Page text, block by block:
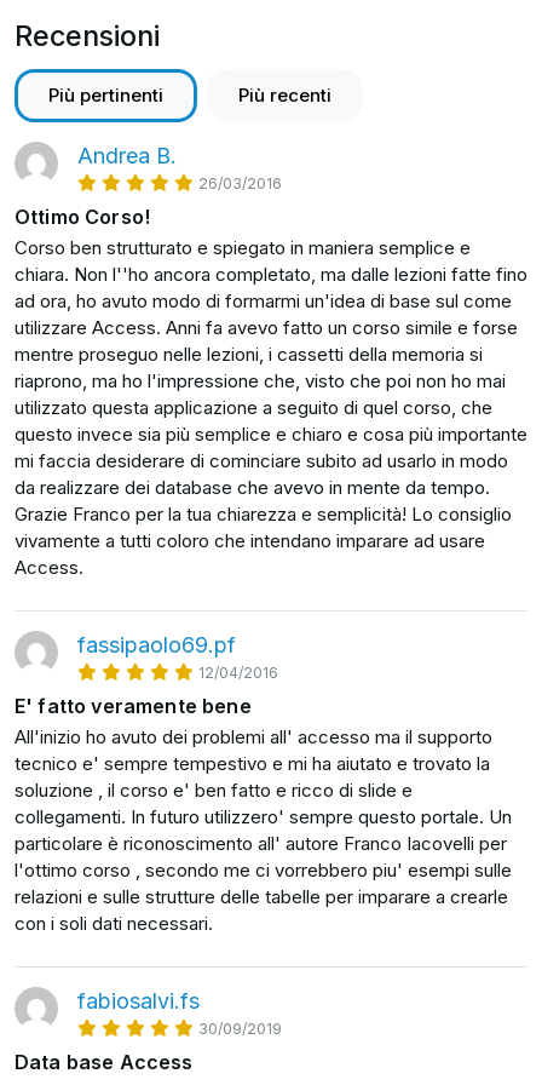
Come creare le maschere, ossia i moduli per
Come estrarre le informazioni con le query,
proprio come fai con Google quando cerchi
qualcosa.
Come realizzare i report, rapporti stampabili sulla
situazione delle informazioni che vuoi, anche con
calcoli e raggruppamenti.
Il tutto con un esempio pratico completo che potrai
svolgere anche tu insieme a me.
Potrai sfruttare queste conoscenze sia per la tua
attività personale sia per il tuo lavoro, realizzando
applicazioni personalizzate di contabilità o magazzino.
Le possibilità sono veramente tante.
In questo corso ti mostrerò Access 2013 ma è perfetto
anche per Access 2016, che è pressoché identico.
Non dimenticare che avrai un importante certificato da
mostrare nel tuo Curriculum Vitae.
Allora, sei pronto finalmente a padroneggiare Access
come un vero professionista?
Cominciamo subito!
Oggi è specializzato in Microsoft 365 e realizza
Tutte le info su
www.francoiacovelli.it
_______________________
Scopri tutti i corsi di
Recensioni
Più pertinenti Più recenti
Andrea B.
26/03/2016
Ottimo Corso!
Corso ben strutturato e spiegato in maniera semplice e
chiara. Non l''ho ancora completato, ma dalle lezioni fatte fino
ad ora, ho avuto modo di formarmi un'idea di base sul come
utilizzare Access. Anni fa avevo fatto un corso simile e forse
mentre proseguo nelle lezioni, i cassetti della memoria si
riaprono, ma ho l'impressione che, visto che poi non ho mai
utilizzato questa applicazione a seguito di quel corso, che
questo invece sia più semplice e chiaro e cosa più importante
mi faccia desiderare di cominciare subito ad usarlo in modo
da realizzare dei database che avevo in mente da tempo.
Grazie Franco per la tua chiarezza e semplicità! Lo consiglio
vivamente a tutti coloro che intendano imparare ad usare
Access.
fassipaolo69.pf
12/04/2016
E' fatto veramente bene
All'inizio ho avuto dei problemi all' accesso ma il supporto
tecnico e' sempre tempestivo e mi ha aiutato e trovato la
soluzione , il corso e' ben fatto e ricco di slide e
collegamenti. In futuro utilizzero' sempre questo portale. Un
particolare è riconoscimento all' autore Franco Iacovelli per
l'ottimo corso , secondo me ci vorrebbero piu' esempi sulle
relazioni e sulle strutture delle tabelle per imparare a crearle
con i soli dati necessari.
fabiosalvi.fs
30/09/2019
Data base Access